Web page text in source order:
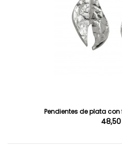
Pendientes de plata con